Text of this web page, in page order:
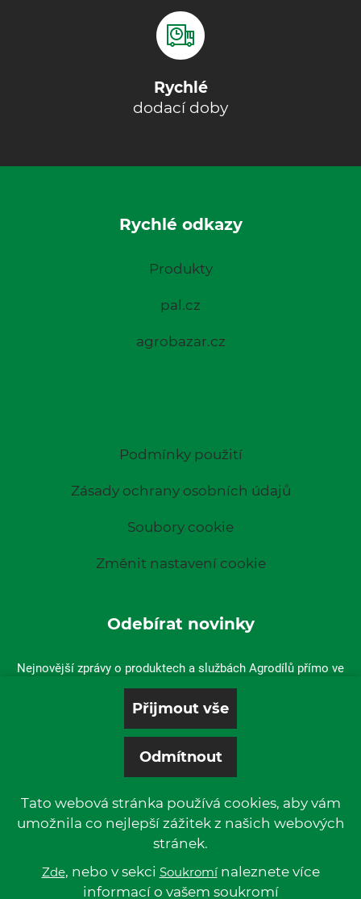
Rychlé
dodací doby
Rychlé odkazy
Produkty
pal.cz
agrobazar.cz
Podmínky použití
Zásady ochrany osobních údajů
Soubory cookie
Změnit nastavení cookie
Odebírat novinky
Nejnovější zprávy o produktech a službách Agrodílů přímo ve
vaší doručené poště.
© 2019 P & L, spol. s r. o. | All rights reserved.
Powered byKentico
Tato webová stránka používá cookies, aby vám
umožnila co nejlepší zážitek z našich webových
stránek.
Zde, nebo v sekci Soukromínaleznete více
informací o vašem soukromí